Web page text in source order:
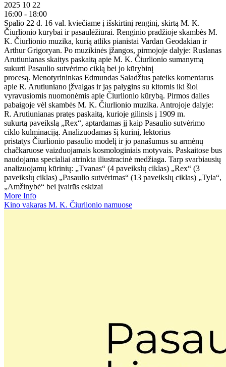
2025 10 22
16:00 - 18:00
Spalio 22 d. 16 val. kviečiame į išskirtinį renginį, skirtą M. K.
Čiurlionio kūrybai ir pasaulėžiūrai. Renginio pradžioje skambės M.
K. Čiurlionio muzika, kurią atliks pianistai Vardan Geodakian ir
Arthur Grigoryan. Po muzikinės įžangos, pirmojoje dalyje: Ruslanas
Arutiunianas skaitys paskaitą apie M. K. Čiurlionio sumanymą
sukurti Pasaulio sutvėrimo ciklą bei jo kūrybinį
procesą. Menotyrininkas Edmundas Saladžius pateiks komentarus
apie R. Arutiuniano įžvalgas ir jas palygins su kitomis iki šiol
vyravusiomis nuomonėmis apie Čiurlionio kūrybą. Pirmos dalies
pabaigoje vėl skambės M. K. Čiurlionio muzika. Antrojoje dalyje:
R. Arutiunianas pratęs paskaitą, kurioje gilinsis į 1909 m.
sukurtą paveikslą „Rex“, aptardamas jį kaip Pasaulio sutvėrimo
ciklo kulminaciją. Analizuodamas šį kūrinį, lektorius
pristatys Čiurlionio pasaulio modelį ir jo panašumus su armėnų
chačkaruose vaizduojamais kosmologiniais motyvais. Paskaitose bus
naudojama specialiai atrinkta iliustracinė medžiaga. Tarp svarbiausių
analizuojamų kūrinių: „Tvanas“ (4 paveikslų ciklas) „Rex“ (3
paveikslų ciklas) „Pasaulio sutvėrimas“ (13 paveikslų ciklas) „Tyla“,
„Amžinybė“ bei įvairūs eskizai
More Info
Kino vakaras M. K. Čiurlionio namuose